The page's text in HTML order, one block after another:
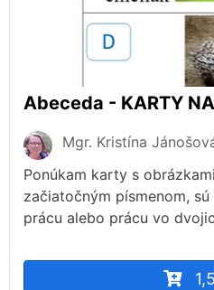
Mgr. Kristína
Ponúkam karty s
začiatočným písmenom,
prácu alebo prácu vo